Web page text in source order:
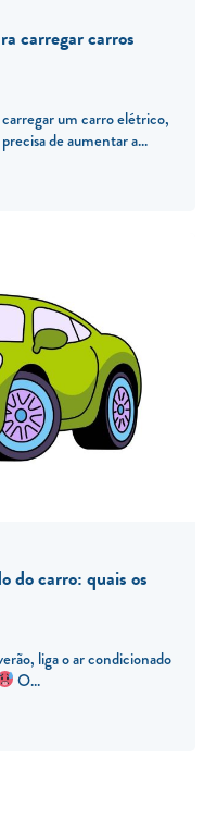
carregar carros
carregar um carro elétrico,
de aumentar a...
do carro: quais os
liga o ar condicionado
O...